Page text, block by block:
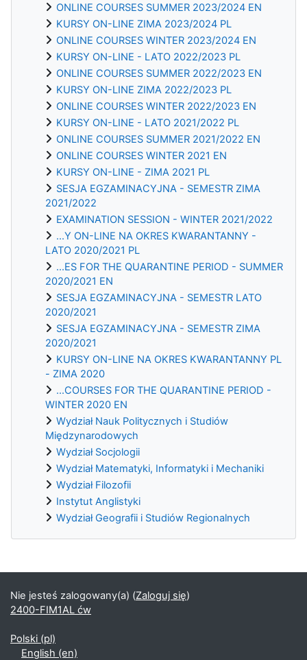
ONLINE COURSES SUMMER 2023/2024 EN
KURSY ON-LINE ZIMA 2023/2024 PL
ONLINE COURSES WINTER 2023/2024 EN
KURSY ON-LINE - LATO 2022/2023 PL
ONLINE COURSES SUMMER 2022/2023 EN
KURSY ON-LINE ZIMA 2022/2023 PL
ONLINE COURSES WINTER 2022/2023 EN
KURSY ON-LINE - LATO 2021/2022 PL
ONLINE COURSES SUMMER 2021/2022 EN
ONLINE COURSES WINTER 2021 EN
KURSY ON-LINE - ZIMA 2021 PL
SESJA EGZAMINACYJNA - SEMESTR ZIMA
2021/2022
EXAMINATION SESSION - WINTER 2021/2022
...Y ON-LINE NA OKRES KWARANTANNY -
LATO 2020/2021 PL
...ES FOR THE QUARANTINE PERIOD - SUMMER
2020/2021 EN
SESJA EGZAMINACYJNA - SEMESTR LATO
2020/2021
SESJA EGZAMINACYJNA - SEMESTR ZIMA
2020/2021
KURSY ON-LINE NA OKRES KWARANTANNY PL
- ZIMA 2020
...COURSES FOR THE QUARANTINE PERIOD -
WINTER 2020 EN
Wydział Nauk Politycznych i Studiów
Międzynarodowych
Wydział Socjologii
Wydział Matematyki, Informatyki i Mechaniki
Wydział Filozofii
Instytut Anglistyki
Wydział Geografii i Studiów Regionalnych
Bloki uzupełniające
Nie jesteś zalogowany(a) (Zaloguj się)
2400-FIM1AL ćw
Polski ‎(pl)‎
English ‎(en)‎